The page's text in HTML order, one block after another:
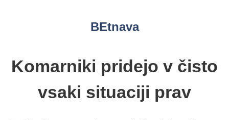
BEtnava
Komarniki pridejo v čisto
vsaki situaciji prav